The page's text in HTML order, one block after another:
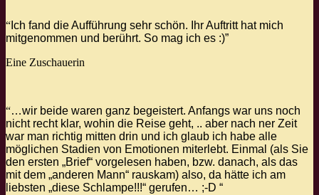
“ Ich fand die Aufführung sehr schön. Ihr Auftritt hat mich
mitgenommen und berührt. So mag ich es :)”
Eine Zuschauerin
“…wir beide waren ganz begeistert. Anfangs war uns noch
nicht recht klar, wohin die Reise geht, .. aber nach ner Zeit
war man richtig mitten drin und ich glaub ich habe alle
möglichen Stadien von Emotionen miterlebt. Einmal (als Sie
den ersten „Brief“ vorgelesen haben, bzw. danach, als das
mit dem „anderen Mann“ rauskam) also, da hätte ich am
liebsten „diese Schlampe!!!“ gerufen… ;-D “